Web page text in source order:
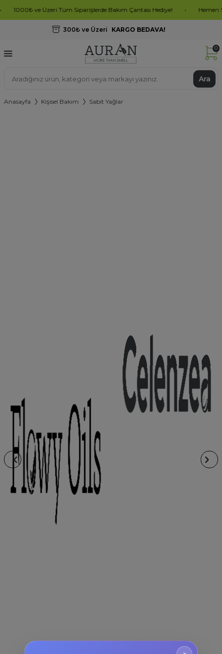
ve Üzeri Tüm Siparişlerde Bakım Çantası Hediye! • Hemen
300₺ ve Üzeri KARGO BEDAVA!
Ara
0
Anasayfa Kişisel Bakım Sabit Yağlar